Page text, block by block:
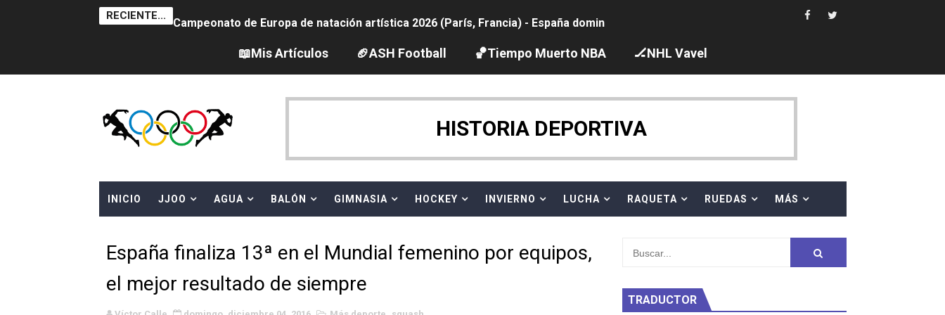
RECIENTE... Campeonato de Europa de natación artística 2026 (París, Francia) - España domina junto al equipo neutral ruso, llevándose 8 medallas, seis para
AEW - Adam Page con Brodido desbancan una semana después a The Demand por tríos en el Grand Slam Mexico
Tour de Francia femenino 2026 - Etapa 5
Women's Pro Baseball League 2026
Campeonato de Europa en aguas abiertas 2026 (París, Francia) - Dobletes de Wellbrock y Taddeucci. Ángela Martínez 5ª en 10km
WWE NXT - Myles Borne y Tavion Heights ponen fin al reinado por parejas de The Vanity Project
📖Mis Artículos 🏈ASH Football 🏀Tiempo Muerto NBA 🏒NHL Vavel
HISTORIA DEPORTIVA
INICIO JJOO AGUA BALÓN GIMNASIA HOCKEY INVIERNO LUCHA RAQUETA RUEDAS MÁS
España finaliza 13ª en el Mundial femenino por equipos,
el mejor resultado de siempre
TRADUCTOR